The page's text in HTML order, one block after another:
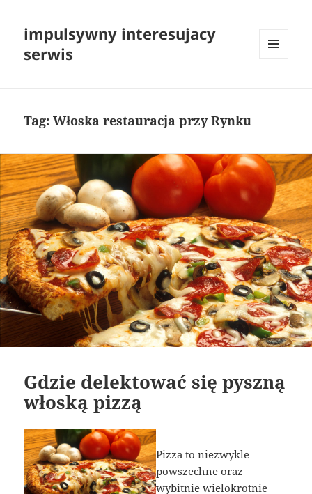
impulsywny interesujacy
serwis
Tag:Włoska restauracja przy Rynku
Gdzie delektować się pyszną
włoską pizzą
Pizza to niezwykle
powszechne oraz
wybitnie wielokrotnie